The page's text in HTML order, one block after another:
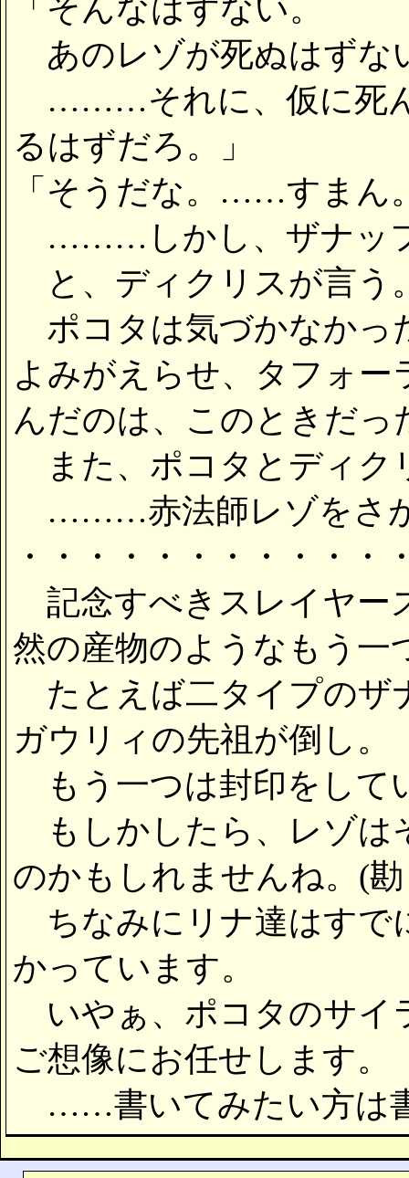
「そんなはずない。
あのレゾが死ぬはずな
………それに、仮に死ん
るはずだろ。」
「そうだな。……すまん
………しかし、ザナッ
と、ディクリスが言う
ポコタは気づかなかっ
よみがえらせ、タフォ
んだのは、このときだっ
また、ポコタとディク
………赤法師レゾをさ
・・・・・・・・・・
記念すべきスレイヤー
然の産物のようなもう一
たとえば二タイプのザ
ガウリィの先祖が倒し。
もう一つは封印をして
もしかしたら、レゾは
のかもしれませんね。(
ちなみにリナ達はすで
かっています。
いやぁ、ポコタのサイ
ご想像にお任せします。
……書いてみたい方は